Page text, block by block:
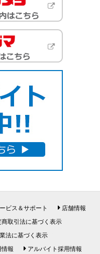
ビス＆サポート
店舗情報
商取引法に基づく表示
法に基づく表示
報
アルバイト採用情報